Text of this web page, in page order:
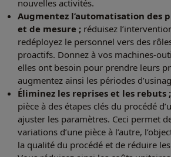
nouvelles activités.
Augmentez l’automatisation des
et de mesure ; réduisez
redéployez le personnel vers des
proactifs. Donnez à vos machines-
elles ont besoin pour prendre leurs
augmentez ainsi les périodes
Éliminez les reprises et les rebuts ;
pièce à des étapes clés du procédé
ajuster les paramètres. Ceci permet
variations d’une pièce à l’autre,
la qualité du procédé et de réduire